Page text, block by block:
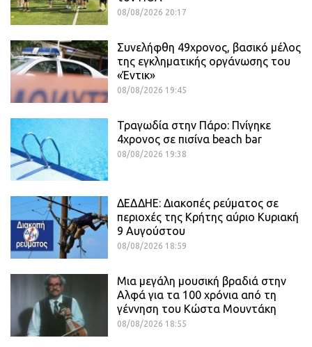
08/08/2026 20:17
Συνελήφθη 49χρονος, βασικό μέλος
της εγκληματικής οργάνωσης του
«Έντικ»
08/08/2026 19:45
Τραγωδία στην Πάρο: Πνίγηκε
4χρονος σε πισίνα beach bar
08/08/2026 19:38
ΔΕΔΔΗΕ: Διακοπές ρεύματος σε
περιοχές της Κρήτης αύριο Κυριακή
9 Αυγούστου
08/08/2026 18:59
Μια μεγάλη μουσική βραδιά στην
Αλφά για τα 100 χρόνια από τη
γέννηση του Κώστα Μουντάκη
08/08/2026 18:55